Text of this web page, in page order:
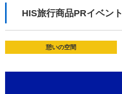
HIS旅行商品PRイベント
憩いの空間